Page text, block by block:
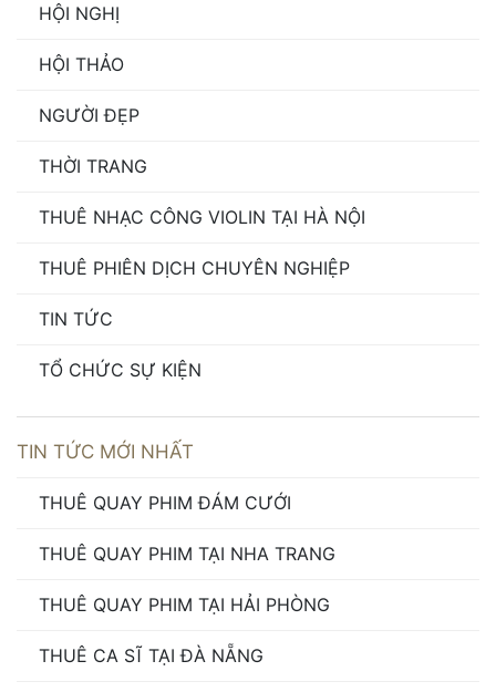
HỘI NGHỊ
HỘI THẢO
NGƯỜI ĐẸP
THỜI TRANG
THUÊ NHẠC CÔNG VIOLIN TẠI HÀ NỘI
THUÊ PHIÊN DỊCH CHUYÊN NGHIỆP
TIN TỨC
TỔ CHỨC SỰ KIỆN
TIN TỨC MỚI NHẤT
THUÊ QUAY PHIM ĐÁM CƯỚI
THUÊ QUAY PHIM TẠI NHA TRANG
THUÊ QUAY PHIM TẠI HẢI PHÒNG
THUÊ CA SĨ TẠI ĐÀ NẴNG